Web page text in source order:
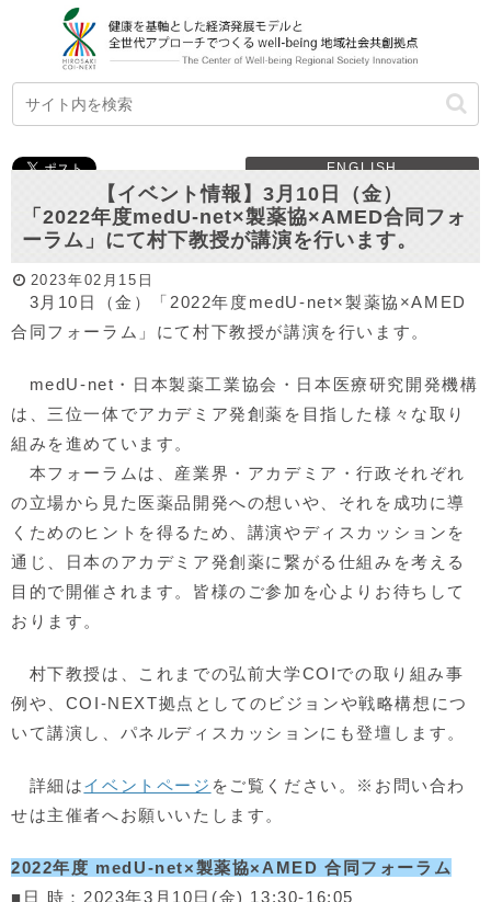
ENGLISH
【イベント情報】3月10日（金）
「2022年度medU-net×製薬協×AMED合同フォ
ーラム」にて村下教授が講演を行います。
2023年02月15日
3月10日（金）「2022年度medU-net×製薬協×AMED
合同フォーラム」にて村下教授が講演を行います。
medU-net・日本製薬工業協会・日本医療研究開発機構
は、三位一体でアカデミア発創薬を目指した様々な取り
組みを進めています。
本フォーラムは、産業界・アカデミア・行政それぞれ
の立場から見た医薬品開発への想いや、それを成功に導
くためのヒントを得るため、講演やディスカッションを
通じ、日本のアカデミア発創薬に繋がる仕組みを考える
目的で開催されます。皆様のご参加を心よりお待ちして
おります。
村下教授は、これまでの弘前大学COIでの取り組み事
例や、COI-NEXT拠点としてのビジョンや戦略構想につ
いて講演し、パネルディスカッションにも登壇します。
詳細はイベントページ をご覧ください。※お問い合わ
せは主催者へお願いいたします。
2022年度 medU-net×製薬協×AMED 合同フォーラム
■日 時：2023年3月10日(金) 13:30-16:05